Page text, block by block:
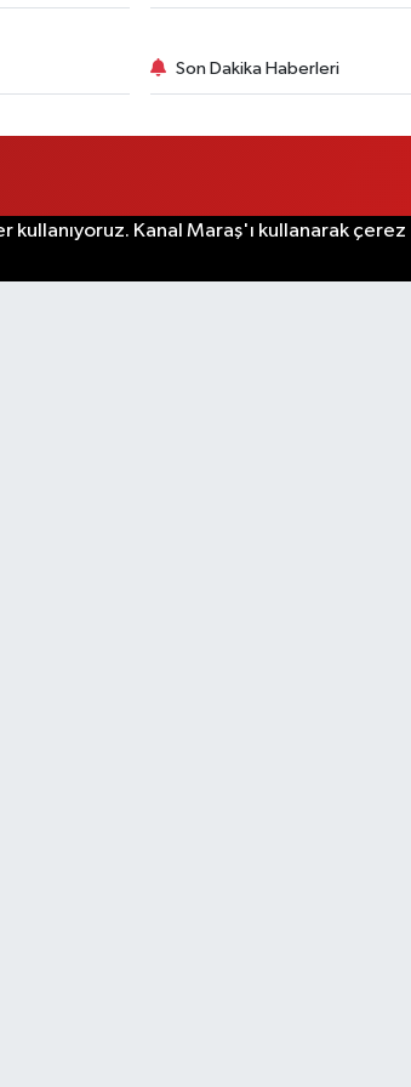
Son Dakika Haberleri
Kanal Maraş'ı kullanarak çerez